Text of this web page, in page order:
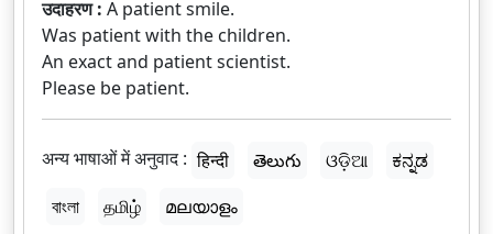
उदाहरण : A patient smile.
Was patient with the children.
An exact and patient scientist.
Please be patient.
अन्य भाषाओं में अनुवाद : हिन्दी తెలుగు ଓଡ଼ିଆ
ಕನ್ನಡ
বাংলা
தமிழ் മലയാളം